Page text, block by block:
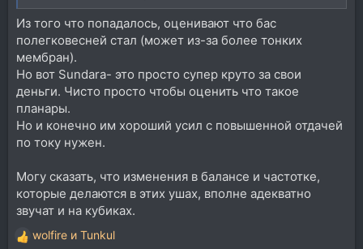
Из того что попадалось, оценивают что бас
полегковесней стал (может из-за более тонких
мембран).
Но вот Sundara- это просто супер круто за свои
деньги. Чисто просто чтобы оценить что такое
планары.
Но и конечно им хороший усил с повышенной отдачей
по току нужен.
Могу сказать, что изменения в балансе и частотке,
которые делаются в этих ушах, вполне адекватно
звучат и на кубиках.
Р
wolfire и Tunkul